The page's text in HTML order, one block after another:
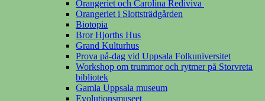
Orangeriet och Carolina Rediviva
Orangeriet i Slottsträdgården
Biotopia
Bror Hjorths Hus
Grand Kulturhus
Prova på-dag vid Uppsala Folkuniversitet
Workshop om trummor och rytmer på Storvreta
bibliotek
Gamla Uppsala museum
Evolutionsmuseet